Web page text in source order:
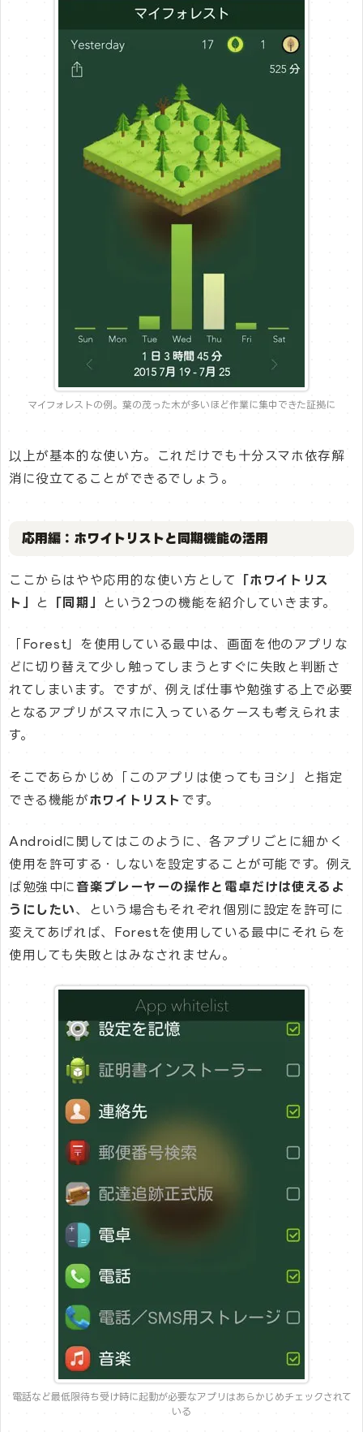
マイフォレストの例。葉の茂った木が多いほど作業に集中できた証拠に
以上が基本的な使い方。これだけでも十分スマホ依存解
消に役立てることができるでしょう。
応用編：ホワイトリストと同期機能の活用
ここからはやや応用的な使い方として
「ホワイトリス
ト」
と 「同期」 という2つの機能を紹介していきます。
「Forest」を使用している最中は、画面を他のアプリな
どに切り替えて少し触ってしまうとすぐに失敗と判断さ
れてしまいます。ですが、例えば仕事や勉強する上で必要
となるアプリがスマホに入っているケースも考えられま
す。
そこであらかじめ「このアプリは使ってもヨシ」と指定
できる機能がホワイトリスト です。
Androidに関してはこのように、各アプリごとに細かく
使用を許可する・しないを設定することが可能です。例え
ば勉強中に音楽プレーヤーの操作と電卓だけは使えるよ
うにしたい、という場合もそれぞれ個別に設定を許可に
変えてあげれば、Forestを使用している最中にそれらを
使用しても失敗とはみなされません。
電話など最低限待ち受け時に起動が必要なアプリはあらかじめチェックされて
いる